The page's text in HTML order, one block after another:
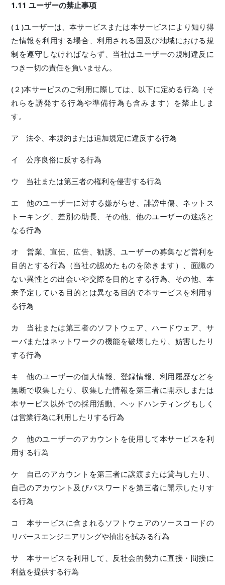
1.11 ユーザーの禁止事項
(１)ユーザーは、本サービスまたは本サービスにより知り得
た情報を利用する場合、利用される国及び地域における規
制を遵守しなければならず、当社はユーザーの規制違反に
つき一切の責任を負いません。
(２)本サービスのご利用に際しては、以下に定める行為（そ
れらを誘発する行為や準備行為も含みます）を禁止しま
す。
ア 法令、本規約または追加規定に違反する行為
イ 公序良俗に反する行為
ウ 当社または第三者の権利を侵害する行為
エ 他のユーザーに対する嫌がらせ、誹謗中傷、ネットス
トーキング、差別の助長、その他、他のユーザーの迷惑と
なる行為
オ 営業、宣伝、広告、勧誘、ユーザーの募集など営利を
目的とする行為（当社の認めたものを除きます）、面識の
ない異性との出会いや交際を目的とする行為、その他、本
来予定している目的とは異なる目的で本サービスを利用す
る行為
カ 当社または第三者のソフトウェア、ハードウェア、サ
ーバまたはネットワークの機能を破壊したり、妨害したり
する行為
キ 他のユーザーの個人情報、登録情報、利用履歴などを
無断で収集したり、収集した情報を第三者に開示しまたは
本サービス以外での採用活動、ヘッドハンティングもしく
は営業行為に利用したりする行為
ク 他のユーザーのアカウントを使用して本サービスを利
用する行為
ケ 自己のアカウントを第三者に譲渡または貸与したり、
自己のアカウント及びパスワードを第三者に開示したりす
る行為
コ 本サービスに含まれるソフトウェアのソースコードの
リバースエンジニアリングや抽出を試みる行為
サ 本サービスを利用して、反社会的勢力に直接・間接に
利益を提供する行為